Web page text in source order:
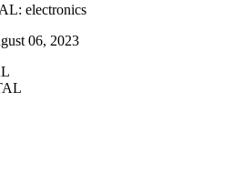
electronics
06, 2023